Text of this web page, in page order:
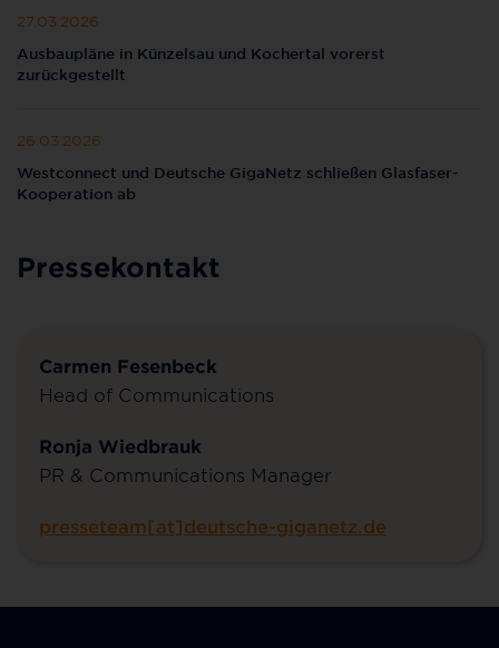
27.03.2026
Ausbaupläne in Künzelsau und Kochertal vorerst
zurückgestellt
26.03.2026
Westconnect und Deutsche GigaNetz schließen Glasfaser-
Kooperation ab
Pressekontakt
Carmen Fesenbeck
Head of Communications
Ronja Wiedbrauk
PR & Communications Manager
presseteam[at]deutsche-giganetz.de